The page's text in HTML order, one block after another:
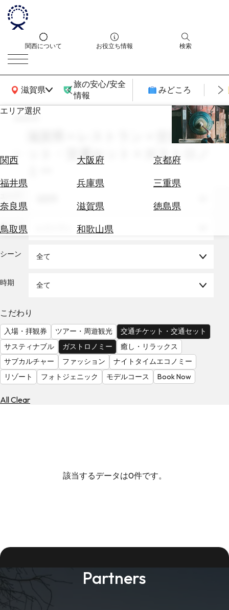
関西について お役立ち情報 検索
滋賀県
関西広域MAP
旅の安心/安全
情報
みどころ
エリア選択
関西 大阪府
京都府
福井県
兵庫県
三重県
奈良県
滋賀県
徳島県
鳥取県
和歌山県
エ
券
テ
を
を
見
る
search
滋賀県 × レストラン × 交通チケ
ット・交通セット × ガストロノ
テーマ
シーン 全て
時期 全て
こだわり
入場・拝観券 ツアー・周遊観光
交通チケット・交通セット
サスティナブル
ガストロノミー
癒し・リラックス
サブカルチャー
ファッション
ナイトタイムエコノミー
リゾート
フォトジェニック モデルコース Book Now
All Clear
該当するデータは0件です。
Partners